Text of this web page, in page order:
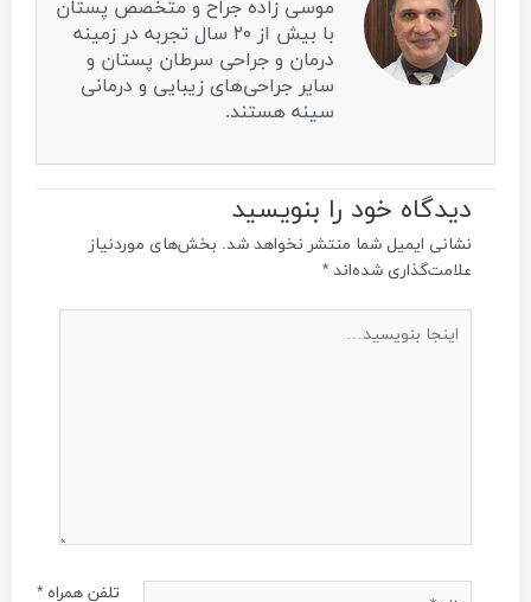
موسی زاده جراح و متخصص پستان
با بیش از ۲۰ سال تجربه در زمینه
درمان و جراحی سرطان پستان و
سایر جراحی‌های زیبایی و درمانی
سینه هستند.
دیدگاه‌ خود را بنویسید
نشانی ایمیل شما منتشر نخواهد شد. بخش‌های موردنیاز
علامت‌گذاری شده‌اند *
بنویسید…
تلفن همراه*